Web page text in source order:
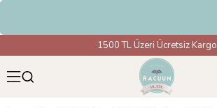
1500 TL Üzeri Ücretsiz Kargo